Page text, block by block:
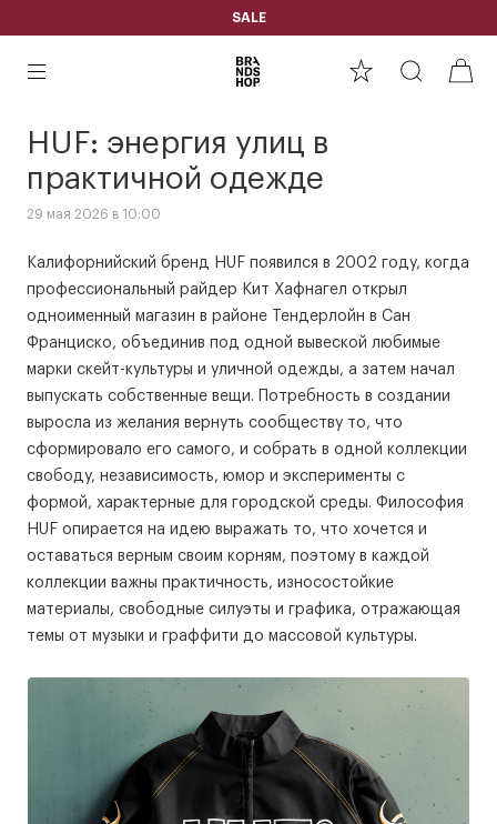
SALE
HUF: энергия улиц в
практичной одежде
29 мая 2026 в 10:00
Калифорнийский бренд HUF появился в 2002 году, когда
профессиональный райдер Кит Хафнагел открыл
одноименный магазин в районе Тендерлойн в Сан
Франциско, объединив под одной вывеской любимые
марки скейт-культуры и уличной одежды, а затем начал
выпускать собственные вещи. Потребность в создании
выросла из желания вернуть сообществу то, что
сформировало его самого, и собрать в одной коллекции
свободу, независимость, юмор и эксперименты с
формой, характерные для городской среды. Философия
HUF опирается на идею выражать то, что хочется и
оставаться верным своим корням, поэтому в каждой
коллекции важны практичность, износостойкие
материалы, свободные силуэты и графика, отражающая
темы от музыки и граффити до массовой культуры.